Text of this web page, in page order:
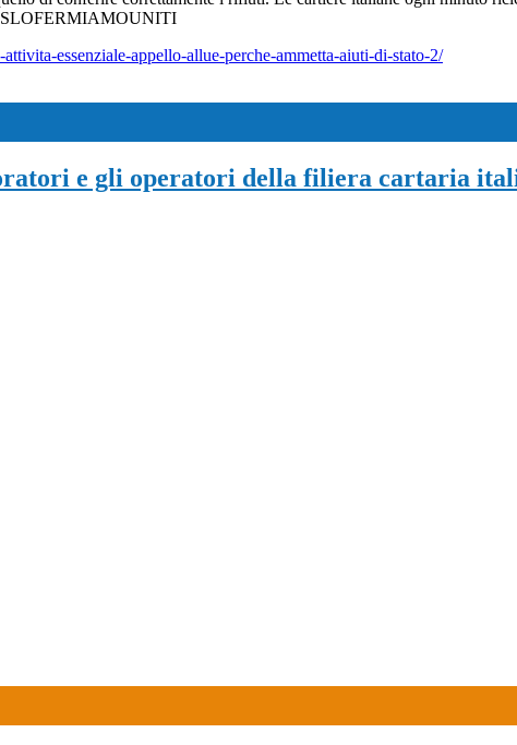
essenziale-appello-allue-perche-ammetta-aiuti-di-stato-2/
e gli operatori della filiera cartaria